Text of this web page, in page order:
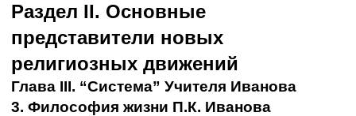
Раздел II. Основные
представители новых
религиозных движений
Глава III. “Система” Учителя Иванова
3. Философия жизни П.К. Иванова